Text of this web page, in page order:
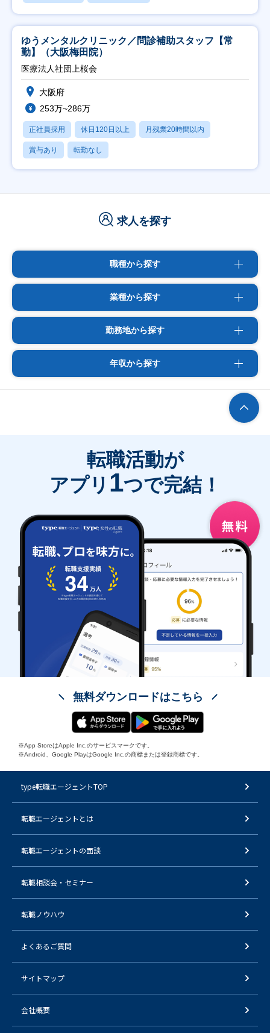
ゆうメンタルクリニック／問診補助スタッフ【常
勤】（大阪梅田院）
医療法人社団上桜会
大阪府
253万~286万
正社員採用 休日120日以上 月残業20時間以内
賞与あり 転勤なし
求人を探す
職種から探す
業種から探す
勤務地から探す
年収から探す
転職活動が
アプリ 1つで完結！
無料ダウンロードはこちら
※App StoreはApple Inc.のサービスマークです。
※Android、Google PlayはGoogle Inc.の商標または登録商標です。
type転職エージェントTOP
転職エージェントとは
転職エージェントの面談
転職相談会・セミナー
転職ノウハウ
よくあるご質問
サイトマップ
会社概要